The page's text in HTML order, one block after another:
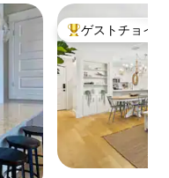
大好評のゲスト
ゲストチョイス